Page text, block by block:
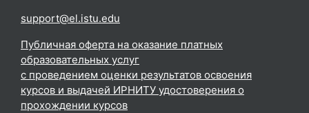
support@el.istu.edu
Публичная оферта на оказание платных
образовательных услуг
с проведением оценки результатов освоения
курсов и выдачей ИРНИТУ удостоверения о
прохождении курсов